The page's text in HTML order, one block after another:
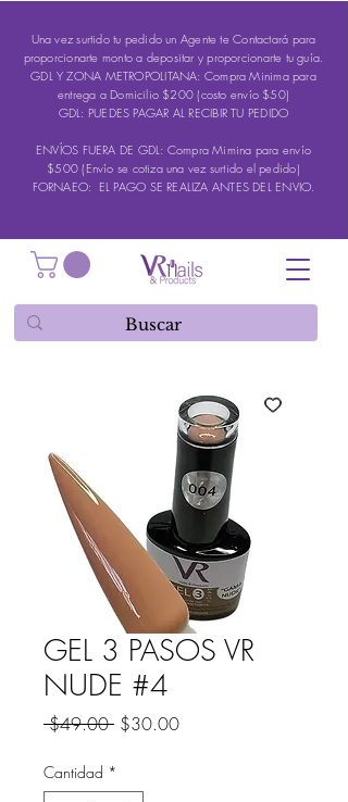
Una vez surtido tu pedido un Agente te Contactará para
proporcionarte monto a depositar y proporcionarte tu guía.
GDL Y ZONA METROPOLITANA: Compra Minima para
entrega a Domicilio $200 (costo envío $50)
GDL: PUEDES PAGAR AL RECIBIR TU PEDIDO
ENVÍOS FUERA DE GDL: Compra Mimina para envío
$500 (Envío se cotiza una vez surtido el pedido)
FORNAEO: EL PAGO SE REALIZA ANTES DEL ENVIO.
GEL 3 PASOS VR
NUDE #4
$49.00 Precio
$30.00Precio
Cantidad *